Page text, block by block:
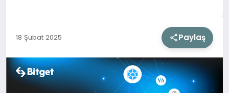
SIYASET
SAĞLIK
18 Şubat 2025 Paylaş